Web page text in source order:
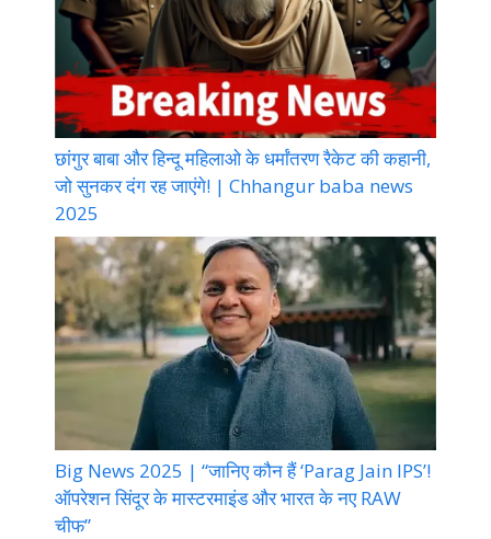
छांगुर बाबा और हिन्दू महिलाओ के धर्मांतरण रैकेट की कहानी,
जो सुनकर दंग रह जाएंगे! | Chhangur baba news
2025
Big News 2025 | “जानिए कौन हैं ‘Parag Jain IPS’!
ऑपरेशन सिंदूर के मास्टरमाइंड और भारत के नए RAW
चीफ”